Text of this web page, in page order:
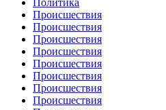
Происшествия
Происшествия
Происшествия
Происшествия
Происшествия
Происшествия
Происшествия
Происшествия